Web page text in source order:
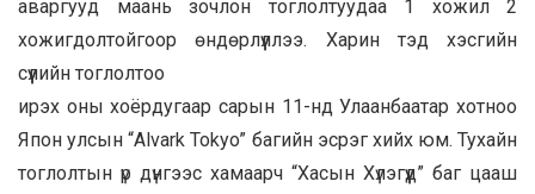
аваргууд маань зочлон тоглолтуудаа 1 хожил 2
хожигдолтойгоор өндөрлүүллээ. Харин тэд хэсгийн
сүүлийн тоглолтоо
ирэх оны хоёрдугаар сарын 11-нд Улаанбаатар хотноо
Япон улсын “Alvark Tokyo” багийн эсрэг хийх юм. Тухайн
тоглолтын үр дүнгээс хамаарч “Хасын Хүлэгүүд” баг цааш